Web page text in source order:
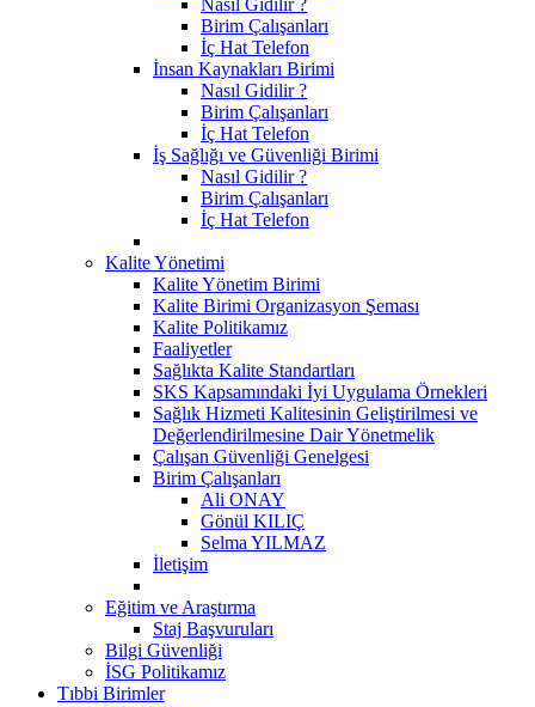
Birim Çalışanları
İç Hat Telefon
İnsan Kaynakları Birimi
Nasıl Gidilir ?
Birim Çalışanları
İç Hat Telefon
İş Sağlığı ve Güvenliği Birimi
Nasıl Gidilir ?
Birim Çalışanları
İç Hat Telefon
Kalite Yönetimi
Kalite Yönetim Birimi
Kalite Birimi Organizasyon Şeması
Kalite Politikamız
Faaliyetler
Sağlıkta Kalite Standartları
SKS Kapsamındaki İyi Uygulama Örnekleri
Sağlık Hizmeti Kalitesinin Geliştirilmesi ve
Değerlendirilmesine Dair Yönetmelik
Çalışan Güvenliği Genelgesi
Birim Çalışanları
Ali ONAY
Gönül KILIÇ
Selma YILMAZ
İletişim
Eğitim ve Araştırma
Staj Başvuruları
Bilgi Güvenliği
İSG Politikamız
Tıbbi Birimler